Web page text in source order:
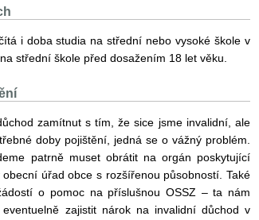
i doba studia na střední nebo vysoké škole v
střední škole před dosažením 18 let věku.
zamítnut s tím, že sice jsme invalidní, ale
doby pojištění, jedná se o vážný problém.
patrně muset obrátit na orgán poskytující
úřad obce s rozšířenou působností. Také
o pomoc na příslušnou OSSZ – ta nám
zajistit nárok na invalidní důchod v